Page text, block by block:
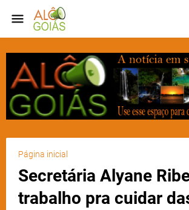
Página inicial
Secretária Alyane
trabalho pra cuidar